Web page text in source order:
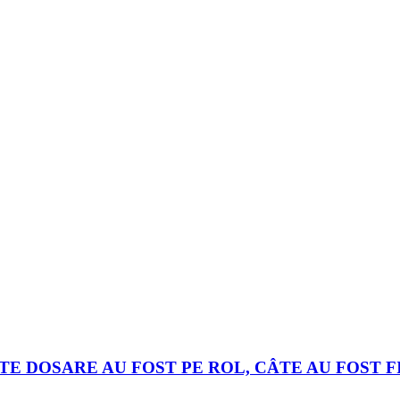
DOSARE AU FOST PE ROL, CÂTE AU FOST